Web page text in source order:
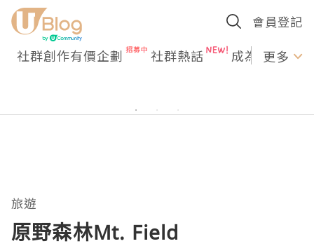
會員登記
社群創作有價企劃 社群熱話 成為U更多
旅遊
原野森林Mt. Field